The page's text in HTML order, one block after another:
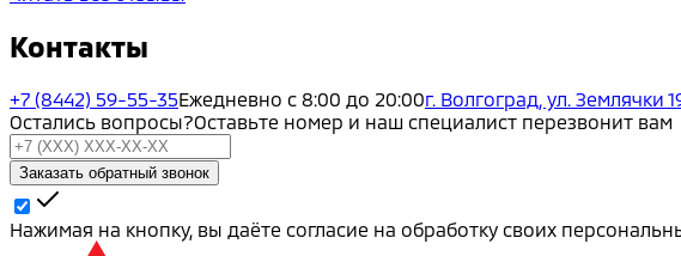
Контакты
+7 (8442) 59-55-35Ежедневно с 8:00 до 20:00г. Волгоград, ул. Землячки
Остались вопросы?Оставьте номер и наш специалист перезвонит вам
Заказать обратный звонок
Нажимая на кнопку, вы даёте согласие на обработку своих